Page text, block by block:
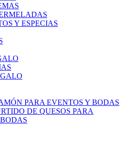
Y ESPECIAS
PARA EVENTOS Y BODAS
DE QUESOS PARA